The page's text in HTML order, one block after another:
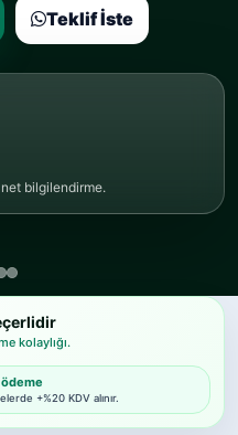
Teklif İste
net bilgilendirme.
kolaylığı.
+%20 KDV alınır.